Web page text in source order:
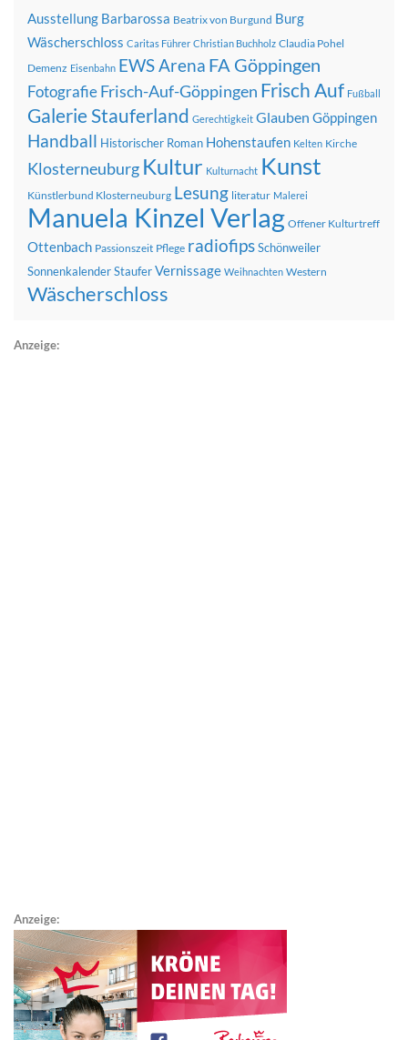
Ausstellung Barbarossa Beatrix von Burgund Burg
Wäscherschloss Caritas Führer Christian Buchholz Claudia Pohel
Demenz Eisenbahn EWS Arena FA Göppingen
FotografieFrisch-Auf-Göppingen Frisch Auf Fußball
Galerie Stauferland Gerechtigkeit Glauben Göppingen
Handball Historischer Roman Hohenstaufen Kelten Kirche
Klosterneuburg Kultur Kulturnacht Kunst
Künstlerbund Klosterneuburg Lesung literatur Malerei
Manuela Kinzel Verlag Offener Kulturtreff
Ottenbach Passionszeit Pflege radiofipsSchönweiler
SonnenkalenderStauferVernissage Weihnachten Western
Wäscherschloss
Anzeige:
Anzeige: